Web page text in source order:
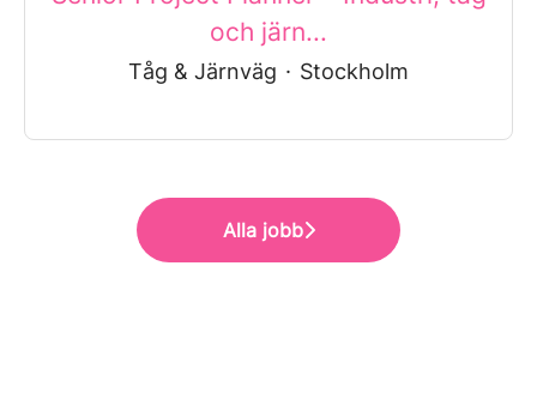
och järn...
Tåg & Järnväg · Stockholm
Alla jobb